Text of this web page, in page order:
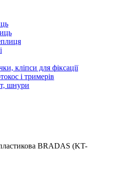
кліпси для фіксації
і тримерів
шнури
BRADAS (KT-